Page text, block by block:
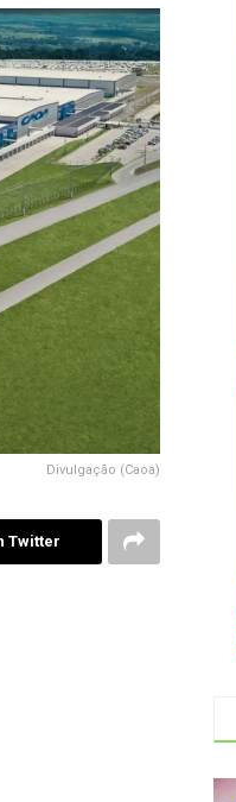
Divulgação (Caoa)
Twitter